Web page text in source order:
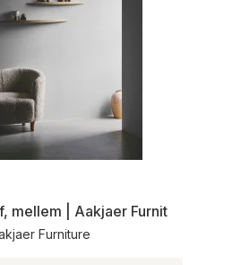
mellem | Aakjaer Furniture
Furniture